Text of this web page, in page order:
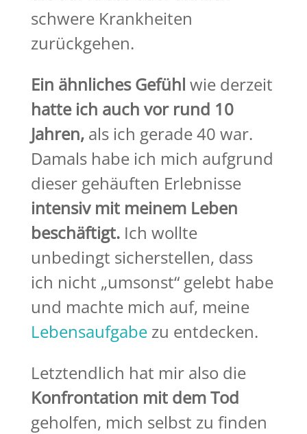
schwere Krankheiten
zurückgehen.
Ein ähnliches Gefühl wie derzeit
hatte ich auch vor rund 10
Jahren,als ich gerade 40 war.
Damals habe ich mich aufgrund
dieser gehäuften Erlebnisse
intensiv mit meinem Leben
beschäftigt.Ich wollte
unbedingt sicherstellen, dass
ich nicht „umsonst“ gelebt habe
und machte mich auf, meine
Lebensaufgabezu entdecken.
Letztendlich hat mir also die
Konfrontation mit dem Tod
geholfen, mich selbst zu finden